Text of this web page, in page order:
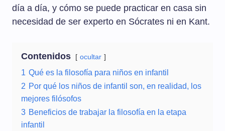
día a día, y cómo se puede practicar en casa sin
necesidad de ser experto en Sócrates ni en Kant.
Contenidos ocultar
1 Qué es la filosofía para niños en infantil
2 Por qué los niños de infantil son, en realidad, los
mejores filósofos
3 Beneficios de trabajar la filosofía en la etapa
infantil